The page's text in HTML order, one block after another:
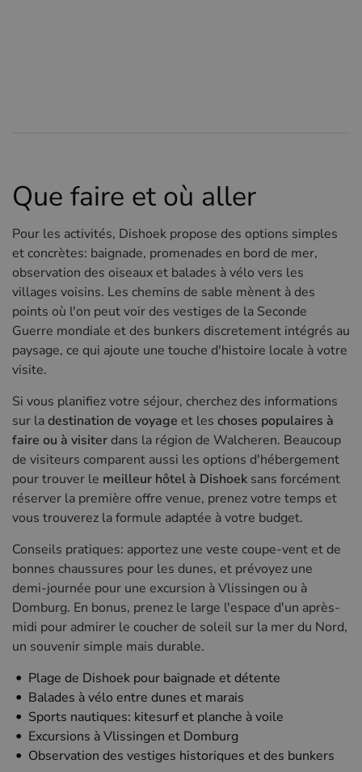
Que faire et où aller
Pour les activités, Dishoek propose des options simples
et concrètes: baignade, promenades en bord de mer,
observation des oiseaux et balades à vélo vers les
villages voisins. Les chemins de sable mènent à des
points où l'on peut voir des vestiges de la Seconde
Guerre mondiale et des bunkers discretement intégrés au
paysage, ce qui ajoute une touche d'histoire locale à votre
visite.
Si vous planifiez votre séjour, cherchez des informations
sur ladestination de voyage et les choses populaires à
faire ou à visiterdans la région de Walcheren. Beaucoup
de visiteurs comparent aussi les options d'hébergement
pour trouver le meilleur hôtel à Dishoek sans forcément
réserver la première offre venue, prenez votre temps et
vous trouverez la formule adaptée à votre budget.
Conseils pratiques: apportez une veste coupe-vent et de
bonnes chaussures pour les dunes, et prévoyez une
demi-journée pour une excursion à Vlissingen ou à
Domburg. En bonus, prenez le large l'espace d'un après-
midi pour admirer le coucher de soleil sur la mer du Nord,
un souvenir simple mais durable.
Plage de Dishoek pour baignade et détente
Balades à vélo entre dunes et marais
Sports nautiques: kitesurf et planche à voile
Excursions à Vlissingen et Domburg
Observation des vestiges historiques et des bunkers